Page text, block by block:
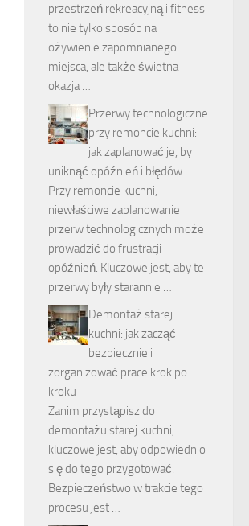
przestrzeń rekreacyjną i fitness
to nie tylko sposób na
ożywienie zapomnianego
miejsca, ale także świetna
okazja …
Przerwy technologiczne
przy remoncie kuchni:
jak zaplanować je, by
uniknąć opóźnień i błędów
Przy remoncie kuchni,
niewłaściwe zaplanowanie
przerw technologicznych może
prowadzić do frustracji i
opóźnień. Kluczowe jest, aby te
przerwy były starannie …
Demontaż starej
kuchni: jak zacząć
bezpiecznie i
zorganizować prace krok po
kroku
Zanim przystąpisz do
demontażu starej kuchni,
kluczowe jest, aby odpowiednio
się do tego przygotować.
Bezpieczeństwo w trakcie tego
procesu jest …